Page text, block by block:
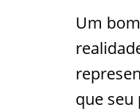
Um
que seu